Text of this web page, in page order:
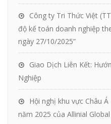
Công ty Tri Thức Việt
độ kế toán doanh nghiệp
ngày 27/10/2025”
Giao Dịch Liên Kết:
Nghiệp
Hội nghị khu vực Châu
năm 2025 của Allinial Global